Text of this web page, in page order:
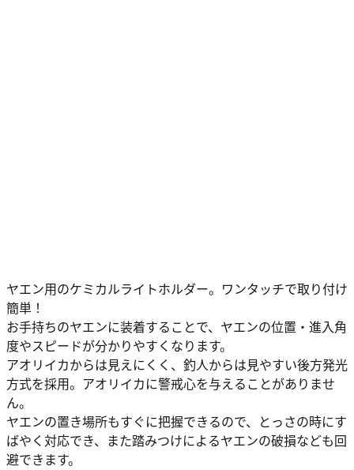
ヤエン用のケミカルライトホルダー。ワンタッチで取り付け
簡単！
お手持ちのヤエンに装着することで、ヤエンの位置・進入角
度やスピードが分かりやすくなります。
アオリイカからは見えにくく、釣人からは見やすい後方発光
方式を採用。アオリイカに警戒心を与えることがありませ
ん。
ヤエンの置き場所もすぐに把握できるので、とっさの時にす
ばやく対応でき、また踏みつけによるヤエンの破損なども回
避できます。